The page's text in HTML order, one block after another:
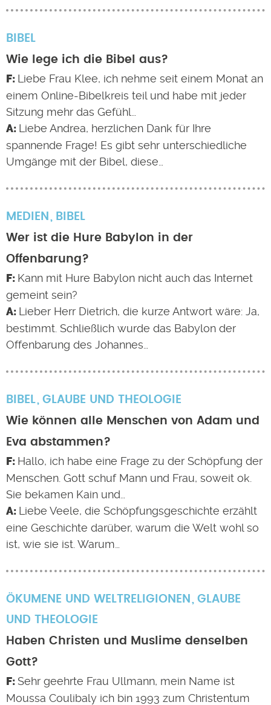
BIBEL
Wie lege ich die Bibel aus?
Liebe Frau Klee, ich nehme seit einem Monat an
einem Online-Bibelkreis teil und habe mit jeder
Sitzung mehr das Gefühl…
Liebe Andrea, herzlichen Dank für Ihre
spannende Frage! Es gibt sehr unterschiedliche
Umgänge mit der Bibel, diese…
MEDIEN
BIBEL
Wer ist die Hure Babylon in der
Offenbarung?
Kann mit Hure Babylon nicht auch das Internet
gemeint sein?
Lieber Herr Dietrich, die kurze Antwort wäre: Ja,
bestimmt. Schließlich wurde das Babylon der
Offenbarung des Johannes…
BIBEL GLAUBE UND THEOLOGIE
Wie können alle Menschen von Adam und
Eva abstammen?
Hallo, ich habe eine Frage zu der Schöpfung der
Menschen. Gott schuf Mann und Frau, soweit ok.
Sie bekamen Kain und…
Liebe Veele, die Schöpfungsgeschichte erzählt
eine Geschichte darüber, warum die Welt wohl so
ist, wie sie ist. Warum…
ÖKUMENE UND WELTRELIGIONEN
GLAUBE
UND THEOLOGIE
Haben Christen und Muslime denselben
Gott?
Sehr geehrte Frau Ullmann, mein Name ist
Moussa Coulibaly ich bin 1993 zum Christentum